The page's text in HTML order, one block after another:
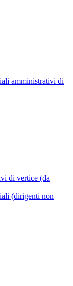
amministrativi di
di vertice (da
(dirigenti non